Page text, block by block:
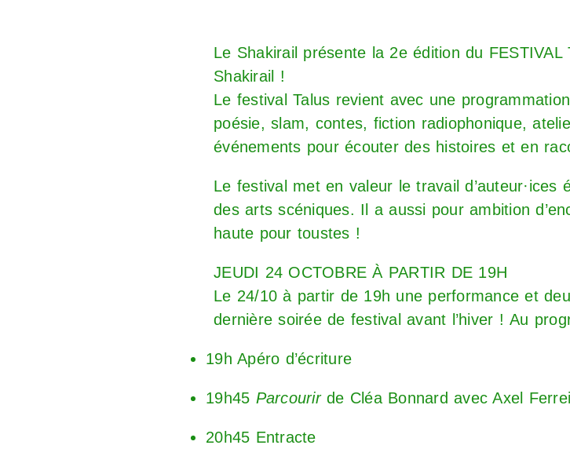
Le Shakirail présente la 2e édition du
Shakirail !
Le festival Talus revient avec une
poésie, slam, contes, fiction radiophonique,
événements pour écouter des histoires et en
Le festival met en valeur le travail d’auteur·ices
des arts scéniques. Il a aussi pour ambition
haute pour toustes !
JEUDI 24 OCTOBRE À PARTIR DE 19H
Le 24/10 à partir de 19h une performance et
dernière soirée de festival avant l’hiver ! Au
19h Apéro d’écriture
19h45 Parcourir de Cléa Bonnard avec Axel
20h45 Entracte